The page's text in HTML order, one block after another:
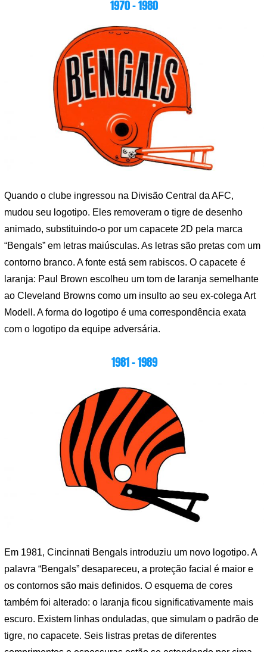
1970 – 1980
Quando o clube ingressou na Divisão Central da AFC,
mudou seu logotipo. Eles removeram o tigre de desenho
animado, substituindo-o por um capacete 2D pela marca
“Bengals” em letras maiúsculas. As letras são pretas com um
contorno branco. A fonte está sem rabiscos. O capacete é
laranja: Paul Brown escolheu um tom de laranja semelhante
ao Cleveland Browns como um insulto ao seu ex-colega Art
Modell. A forma do logotipo é uma correspondência exata
com o logotipo da equipe adversária.
1981 – 1989
Em 1981, Cincinnati Bengals introduziu um novo logotipo. A
palavra “Bengals” desapareceu, a proteção facial é maior e
os contornos são mais definidos. O esquema de cores
também foi alterado: o laranja ficou significativamente mais
escuro. Existem linhas onduladas, que simulam o padrão de
tigre, no capacete. Seis listras pretas de diferentes